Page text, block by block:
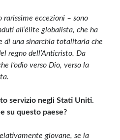
eccezioni – sono
all’élite globalista, che ha
di una sinarchia totalitaria che
regno dell’Anticristo. Da
l’odio verso Dio, verso la
servizio negli Stati Uniti.
su questo paese?
giovane, se la